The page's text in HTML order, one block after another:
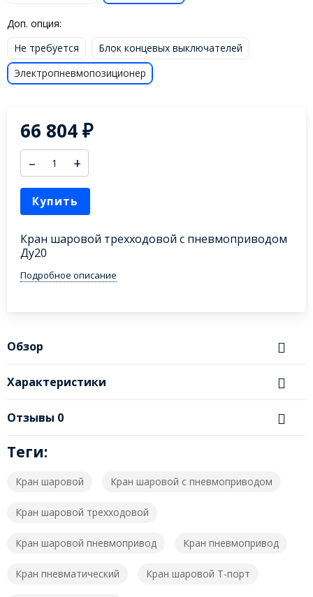
Доп. опция:
Не требуется
Блок концевых выключателей
Электропневмопозиционер
66 804₽
– +
Купить
Кран шаровой трехходовой с пневмоприводом
Ду20
Подробное описание
Обзор
Характеристики
Отзывы 0
Теги:
Кран шаровой Кран шаровой с пневмоприводом
Кран шаровой трехходовой
Кран шаровой пневмопривод Кран пневмопривод
Кран пневматический Кран шаровой T-порт